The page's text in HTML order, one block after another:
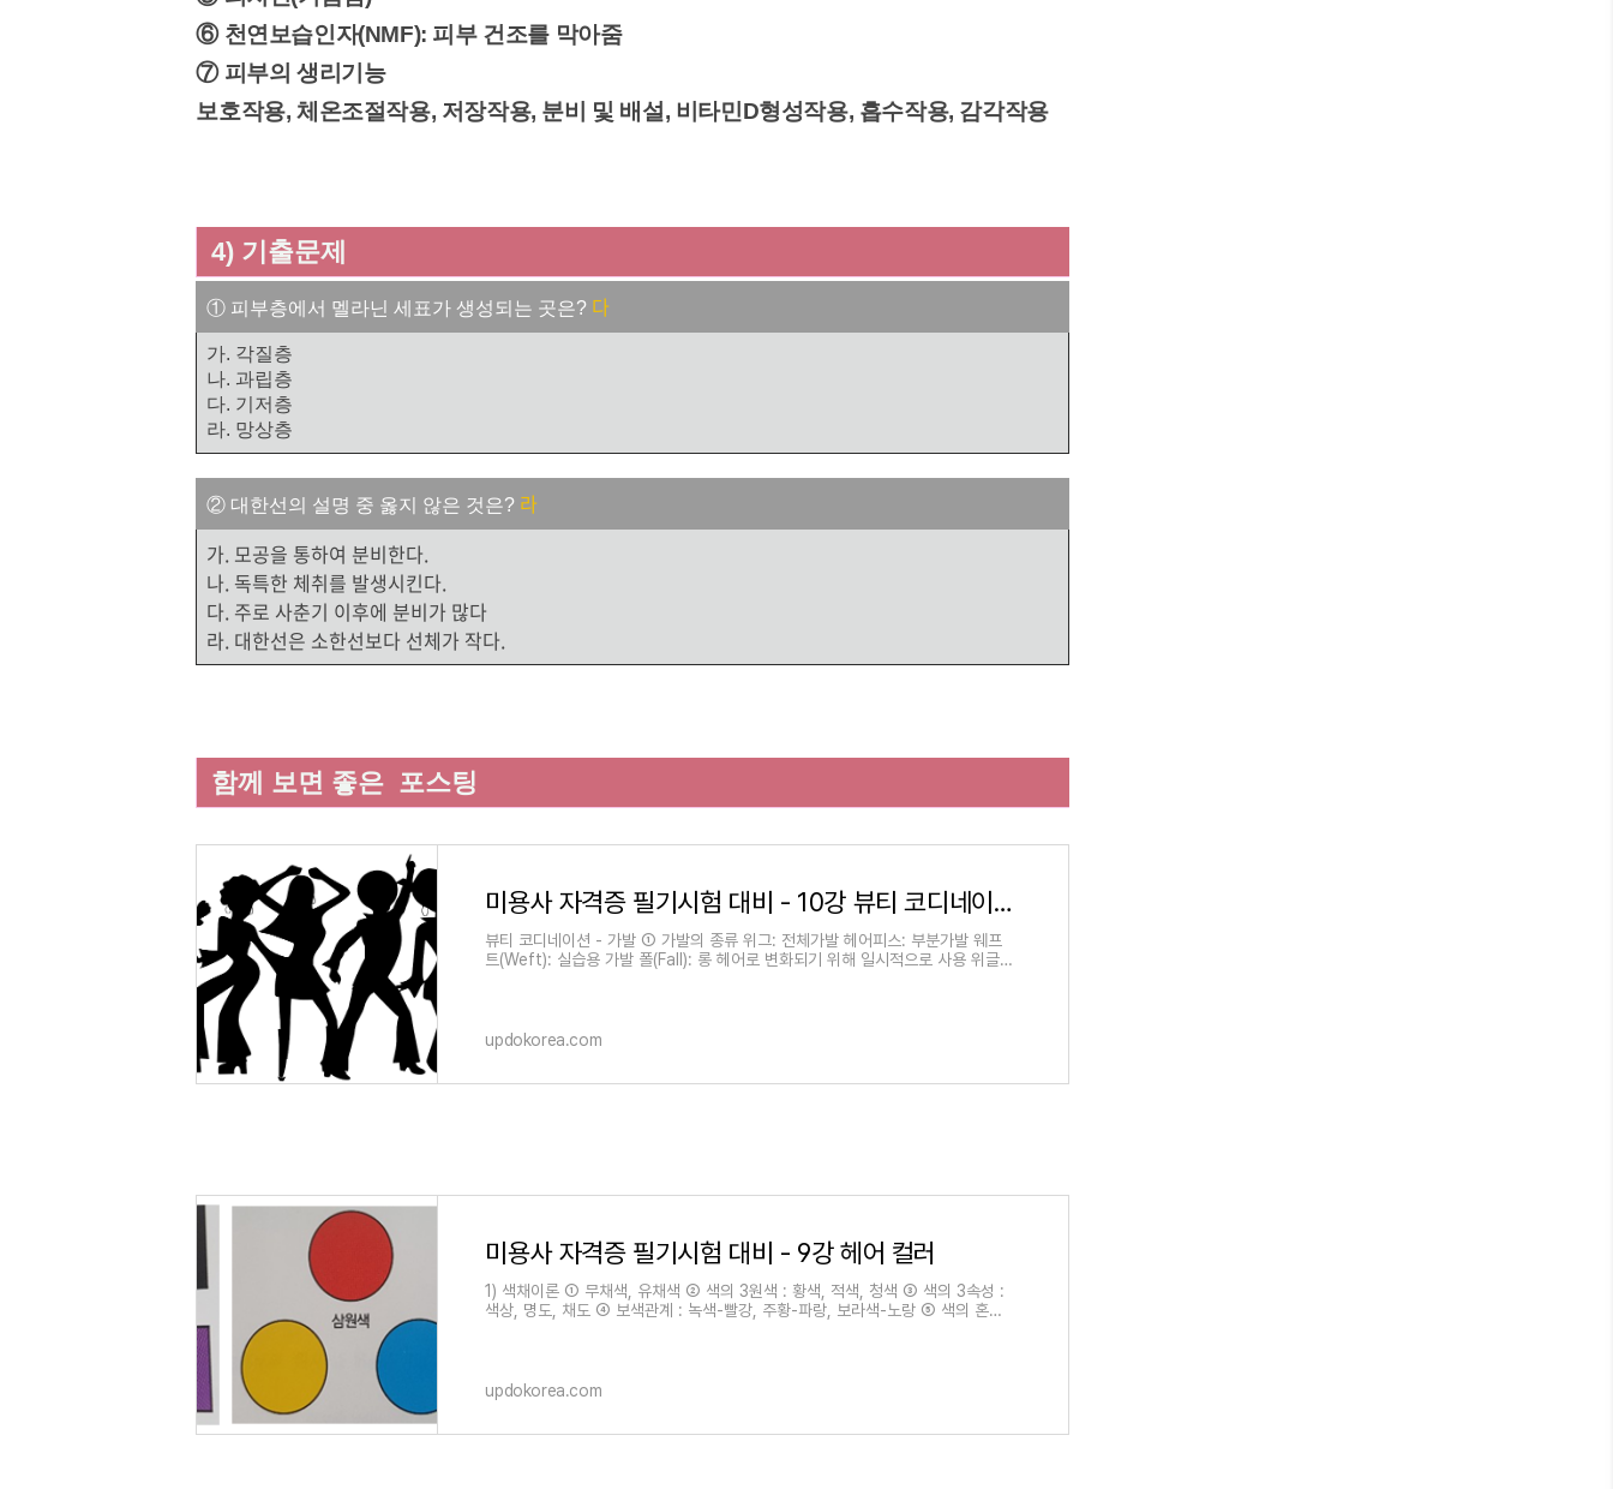
⑥ 천연보습인자(NMF): 피부 건조를 막아줌
⑦ 피부의 생리기능
보호작용, 체온조절작용, 저장작용, 분비 및 배설, 비타민D형성작용, 흡수작용, 감각작용
4) 기출문제
① 피부층에서 멜라닌 세표가 생성되는 곳은? 다
가. 각질층
나. 과립층
다. 기저층
라. 망상층
② 대한선의 설명 중 옳지 않은 것은? 라
가. 모공을 통하여 분비한다.
나. 독특한 체취를 발생시킨다.
다. 주로 사춘기 이후에 분비가 많다
라. 대한선은 소한선보다 선체가 작다.
함께 보면 좋은 포스팅
미용사 자격증 필기시험 대비 - 10강 뷰티 코디네이션
뷰티 코디네이션 - 가발 ① 가발의 종류 위그: 전체가발 헤어피스: 부분가발 웨프
트(Weft): 실습용 가발 폴(Fall): 롱 헤어로 변화되기 위해 일시적으로 사용 위글
updokorea.com
미용사 자격증 필기시험 대비 - 9강 헤어 컬러
1) 색채이론 ① 무채색, 유채색 ② 색의 3원색 : 황색, 적색, 청색 ③ 색의 3속성 :
색상, 명도, 채도 ④ 보색관계 : 녹색-빨강, 주황-파랑, 보라색-노랑 ⑤ 색의 혼합 :
updokorea.com